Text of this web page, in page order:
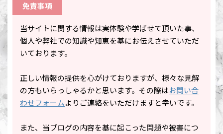
免責事項
当サイトに関する情報は実体験や学ばせて頂いた事、
個人や弊社での知識や知恵を基にお伝えさせていただ
いております。
正しい情報の提供を心がけておりますが、様々な見解
の方もいらっしゃるかと思います。その際はお問い合
わせフォームよりご連絡をいただけますと幸いです。
また、当ブログの内容を基に起こった問題や被害につ